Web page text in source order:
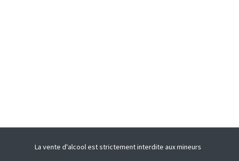
La vente d'alcool est strictement interdite aux mineurs